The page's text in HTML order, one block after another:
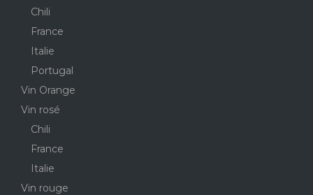
Chili
France
Italie
Portugal
Vin Orange
Vin rosé
Chili
France
Italie
Vin rouge